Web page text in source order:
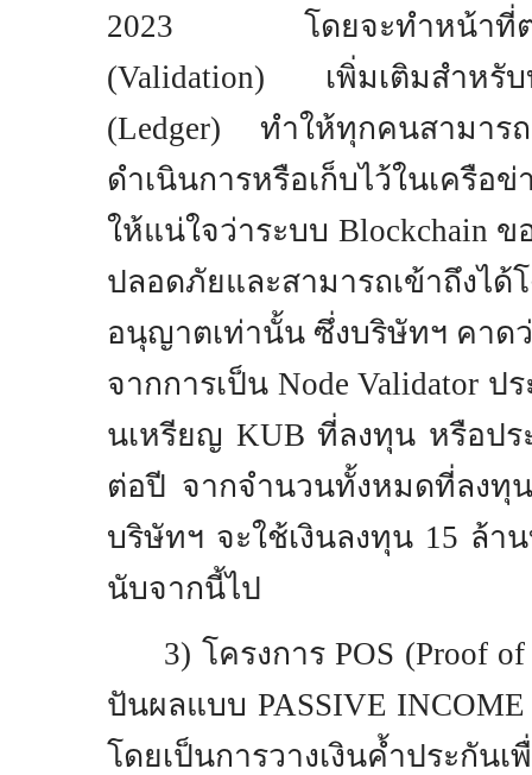
2023 โดยจะทําหน้าที่ตรว
(Validation) เพิ่มเติมสําห
(Ledger) ทําให้ทุกคนสามาร
ดําเนินการหรือเก็บไว้ในเครือ
ให้แน่ใจว่าระบบ Blockchain ข
ปลอดภัยและสามารถเข้าถึงได้
อนุญาตเท่านั้น ซึ่งบริษัทฯ คาด
จากการเป็น Node Validator ป
นเหรียญ KUBที่ลงทุน หรือป
ต่อปี จากจำนวนทั้งหมดที่ลง
บริษัทฯ จะใช้เงินลงทุน 15 ล้า
นับจากนี้ไป
3) โครงการ POS (Proof
ปันผลแบบ PASSIVE
โดยเป็นการวางเงินค้ำประกัน